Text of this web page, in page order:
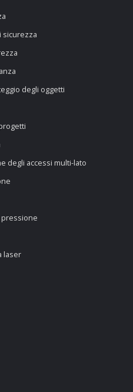
sicurezza
degli oggetti
degli accessi multi-lato
pressione
laser